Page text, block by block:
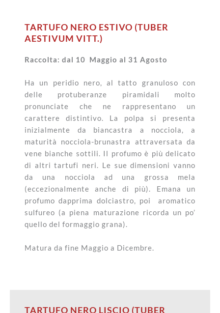
TARTUFO NERO ESTIVO (TUBER
AESTIVUM VITT.)
Raccolta: dal 10 Maggio al 31 Agosto
Ha un peridio nero, al tatto granuloso con
delle protuberanze piramidali molto
pronunciate che ne rappresentano un
carattere distintivo. La polpa si presenta
inizialmente da biancastra a nocciola, a
maturità nocciola-brunastra attraversata da
vene bianche sottili. Il profumo è più delicato
di altri tartufi neri. Le sue dimensioni vanno
da una nocciola ad una grossa mela
(eccezionalmente anche di più). Emana un
profumo dapprima dolciastro, poi aromatico
sulfureo (a piena maturazione ricorda un po’
quello del formaggio grana).
Matura da fine Maggio a Dicembre.
TARTUFO NERO LISCIO (TUBER